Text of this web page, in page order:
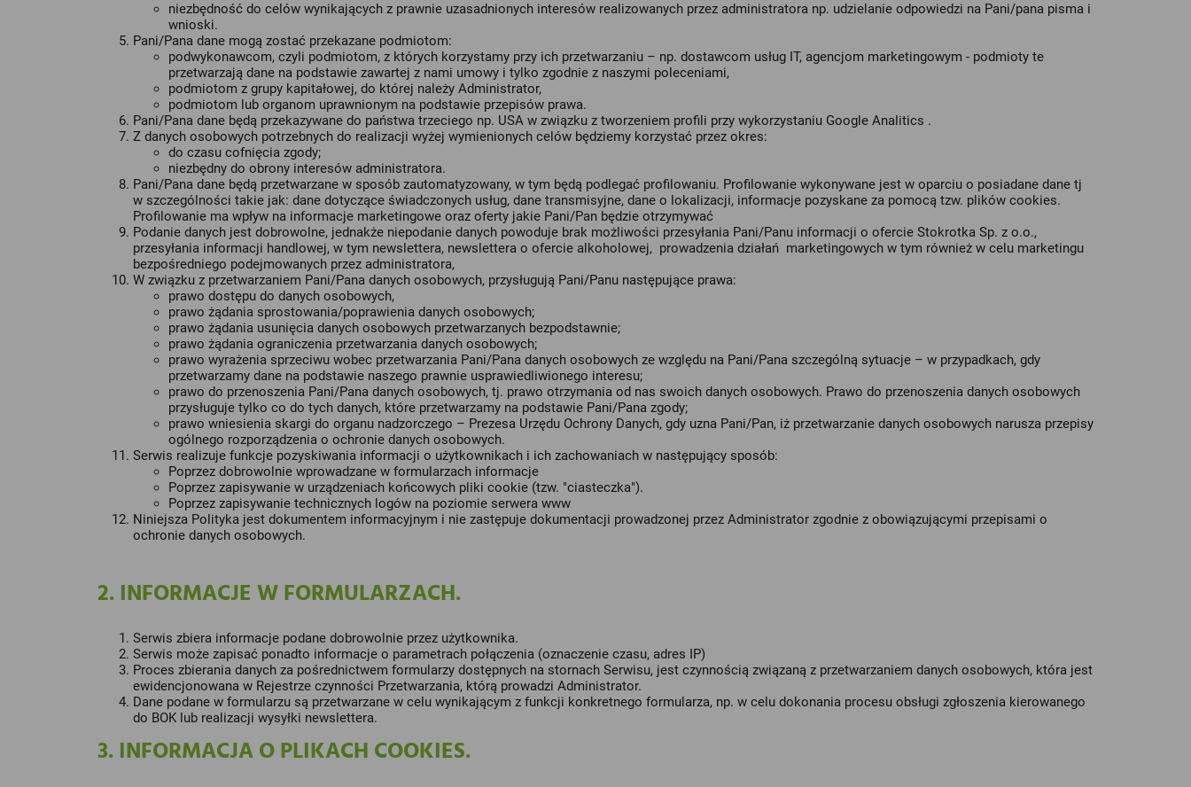
niezbędność do celów wynikających z prawnie uzasadnionych interesów realizowanych przez administratora np. udzielanie odpowiedzi na Pani/pana pisma i
wnioski.
Pani/Pana dane mogą zostać przekazane podmiotom:
podwykonawcom, czyli podmiotom, z których korzystamy przy ich przetwarzaniu – np. dostawcom usług IT, agencjom marketingowym - podmioty te
przetwarzają dane na podstawie zawartej z nami umowy i tylko zgodnie z naszymi poleceniami,
podmiotom z grupy kapitałowej, do której należy Administrator,
podmiotom lub organom uprawnionym na podstawie przepisów prawa.
Pani/Pana dane będą przekazywane do państwa trzeciego np. USA w związku z tworzeniem profili przy wykorzystaniu Google Analitics .
Z danych osobowych potrzebnych do realizacji wyżej wymienionych celów będziemy korzystać przez okres:
do czasu cofnięcia zgody;
niezbędny do obrony interesów administratora.
Pani/Pana dane będą przetwarzane w sposób zautomatyzowany, w tym będą podlegać profilowaniu. Profilowanie wykonywane jest w oparciu o posiadane dane tj
w szczególności takie jak: dane dotyczące świadczonych usług, dane transmisyjne, dane o lokalizacji, informacje pozyskane za pomocą tzw. plików cookies.
Profilowanie ma wpływ na informacje marketingowe oraz oferty jakie Pani/Pan będzie otrzymywać
Podanie danych jest dobrowolne, jednakże niepodanie danych powoduje brak możliwości przesyłania Pani/Panu informacji o ofercie Stokrotka Sp. z o.o.,
przesyłania informacji handlowej, w tym newslettera, newslettera o ofercie alkoholowej, prowadzenia działań marketingowych w tym również w celu marketingu
bezpośredniego podejmowanych przez administratora,
W związku z przetwarzaniem Pani/Pana danych osobowych, przysługują Pani/Panu następujące prawa:
prawo dostępu do danych osobowych,
prawo żądania sprostowania/poprawienia danych osobowych;
prawo żądania usunięcia danych osobowych przetwarzanych bezpodstawnie;
prawo żądania ograniczenia przetwarzania danych osobowych;
prawo wyrażenia sprzeciwu wobec przetwarzania Pani/Pana danych osobowych ze względu na Pani/Pana szczególną sytuacje – w przypadkach, gdy
przetwarzamy dane na podstawie naszego prawnie usprawiedliwionego interesu;
prawo do przenoszenia Pani/Pana danych osobowych, tj. prawo otrzymania od nas swoich danych osobowych. Prawo do przenoszenia danych osobowych
przysługuje tylko co do tych danych, które przetwarzamy na podstawie Pani/Pana zgody;
prawo wniesienia skargi do organu nadzorczego – Prezesa Urzędu Ochrony Danych, gdy uzna Pani/Pan, iż przetwarzanie danych osobowych narusza przepisy
ogólnego rozporządzenia o ochronie danych osobowych.
Serwis realizuje funkcje pozyskiwania informacji o użytkownikach i ich zachowaniach w następujący sposób:
Poprzez dobrowolnie wprowadzane w formularzach informacje
Poprzez zapisywanie w urządzeniach końcowych pliki cookie (tzw. "ciasteczka").
Poprzez zapisywanie technicznych logów na poziomie serwera www
Niniejsza Polityka jest dokumentem informacyjnym i nie zastępuje dokumentacji prowadzonej przez Administrator zgodnie z obowiązującymi przepisami o
ochronie danych osobowych.
2. INFORMACJE W FORMULARZACH.
Serwis zbiera informacje podane dobrowolnie przez użytkownika.
Serwis może zapisać ponadto informacje o parametrach połączenia (oznaczenie czasu, adres IP)
Proces zbierania danych za pośrednictwem formularzy dostępnych na stornach Serwisu, jest czynnością związaną z przetwarzaniem danych osobowych, która jest
ewidencjonowana w Rejestrze czynności Przetwarzania, którą prowadzi Administrator.
Dane podane w formularzu są przetwarzane w celu wynikającym z funkcji konkretnego formularza, np. w celu dokonania procesu obsługi zgłoszenia kierowanego
do BOK lub realizacji wysyłki newslettera.
3. INFORMACJA O PLIKACH COOKIES.